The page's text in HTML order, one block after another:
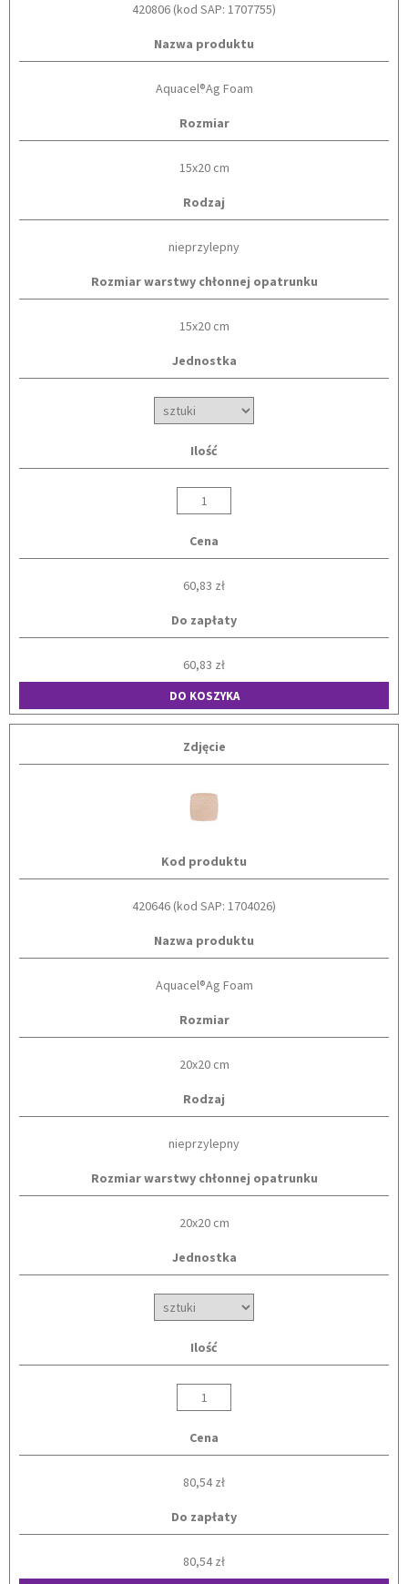
420806 (kod SAP: 1707755)
Nazwa produktu
Aquacel®Ag Foam
Rozmiar
15x20 cm
Rodzaj
nieprzylepny
Rozmiar warstwy chłonnej opatrunku
15x20 cm
Jednostka
Ilość
Cena
60,83 zł
Do zapłaty
60,83 zł
DO KOSZYKA
Zdjęcie
Kod produktu
420646 (kod SAP: 1704026)
Nazwa produktu
Aquacel®Ag Foam
Rozmiar
20x20 cm
Rodzaj
nieprzylepny
Rozmiar warstwy chłonnej opatrunku
20x20 cm
Jednostka
Ilość
Cena
80,54 zł
Do zapłaty
80,54 zł